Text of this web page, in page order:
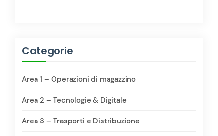
Categorie
Area 1 – Operazioni di magazzino
Area 2 – Tecnologie & Digitale
Area 3 – Trasporti e Distribuzione